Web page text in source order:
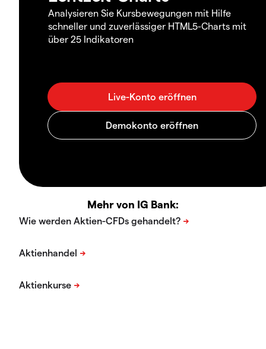
Analysieren Sie Kursbewegungen mit Hilfe
schneller und zuverlässiger HTML5-Charts mit
über 25 Indikatoren
Mehr von IG Bank: